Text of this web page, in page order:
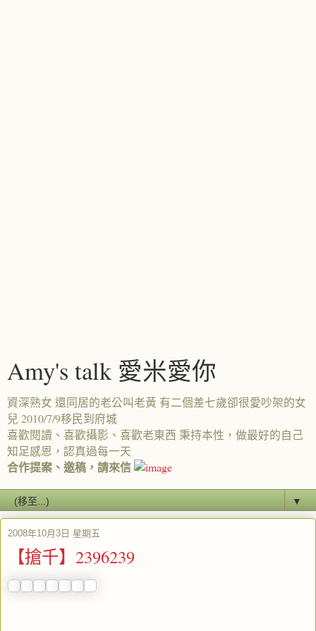
Amy's talk 愛米愛你
資深熟女 還同居的老公叫老黃 有二個差七歲卻很愛吵架的女
兒 2010/7/9移民到府城
喜歡閱讀、喜歡攝影、喜歡老東西 秉持本性，做最好的自己
知足感恩，認真過每一天
合作提案、邀稿，請來信
▼
2008年10月3日 星期五
【搶千】2396239